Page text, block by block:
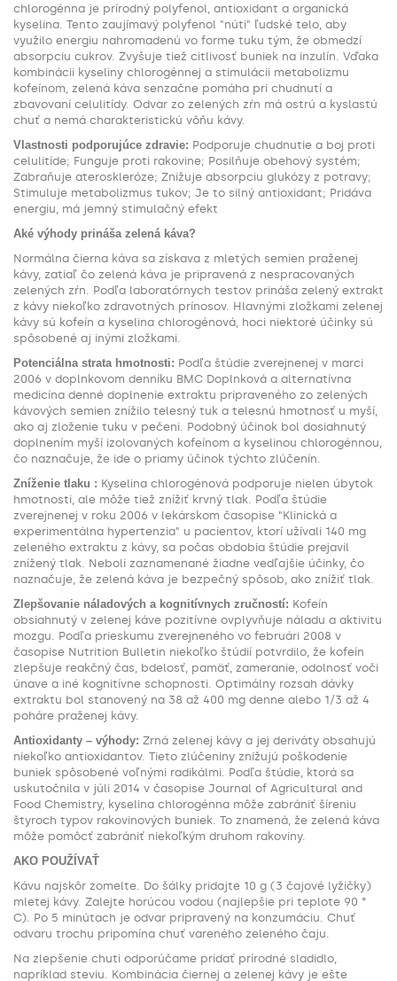
chlorogénna je prírodný polyfenol, antioxidant a organická
kyselina. Tento zaujímavý polyfenol "núti" ľudské telo, aby
využilo energiu nahromadenú vo forme tuku tým, že obmedzí
absorpciu cukrov. Zvyšuje tiež citlivosť buniek na inzulín. Vďaka
kombinácii kyseliny chlorogénnej a stimulácii metabolizmu
kofeínom, zelená káva senzačne pomáha pri chudnutí a
zbavovaní celulitídy. Odvar zo zelených zŕn má ostrú a kyslastú
chuť a nemá charakteristickú vôňu kávy.
Vlastnosti podporujúce zdravie: Podporuje chudnutie a boj proti
celulitíde; Funguje proti rakovine; Posilňuje obehový systém;
Zabraňuje ateroskleróze; Znižuje absorpciu glukózy z potravy;
Stimuluje metabolizmus tukov; Je to silný antioxidant; Pridáva
energiu, má jemný stimulačný efekt
Aké výhody prináša zelená káva?
Normálna čierna káva sa získava z mletých semien praženej
kávy, zatiaľ čo zelená káva je pripravená z nespracovaných
zelených zŕn. Podľa laboratórnych testov prináša zelený extrakt
z kávy niekoľko zdravotných prínosov. Hlavnými zložkami zelenej
kávy sú kofeín a kyselina chlorogénová, hoci niektoré účinky sú
spôsobené aj inými zložkami.
Potenciálna strata hmotnosti: Podľa štúdie zverejnenej v marci
2006 v doplnkovom denníku BMC Doplnková a alternatívna
medicína denné doplnenie extraktu pripraveného zo zelených
kávových semien znížilo telesný tuk a telesnú hmotnosť u myší,
ako aj zloženie tuku v pečeni. Podobný účinok bol dosiahnutý
doplnením myší izolovaných kofeínom a kyselinou chlorogénnou,
čo naznačuje, že ide o priamy účinok týchto zlúčenín.
Zníženie tlaku : Kyselina chlorogénová podporuje nielen úbytok
hmotnosti, ale môže tiež znížiť krvný tlak. Podľa štúdie
zverejnenej v roku 2006 v lekárskom časopise "Klinická a
experimentálna hypertenzia" u pacientov, ktorí užívali 140 mg
zeleného extraktu z kávy, sa počas obdobia štúdie prejavil
znížený tlak. Neboli zaznamenané žiadne vedľajšie účinky, čo
naznačuje, že zelená káva je bezpečný spôsob, ako znížiť tlak.
Zlepšovanie náladových a kognitívnych zručností: Kofeín
obsiahnutý v zelenej káve pozitívne ovplyvňuje náladu a aktivitu
mozgu. Podľa prieskumu zverejneného vo februári 2008 v
časopise Nutrition Bulletin niekoľko štúdií potvrdilo, že kofeín
zlepšuje reakčný čas, bdelosť, pamäť, zameranie, odolnosť voči
únave a iné kognitívne schopnosti. Optimálny rozsah dávky
extraktu bol stanovený na 38 až 400 mg denne alebo 1/3 až 4
poháre praženej kávy.
Antioxidanty – výhody: Zrná zelenej kávy a jej deriváty obsahujú
niekoľko antioxidantov. Tieto zlúčeniny znižujú poškodenie
buniek spôsobené voľnými radikálmi. Podľa štúdie, ktorá sa
uskutočnila v júli 2014 v časopise Journal of Agricultural and
Food Chemistry, kyselina chlorogénna môže zabrániť šíreniu
štyroch typov rakovinových buniek. To znamená, že zelená káva
môže pomôcť zabrániť niekoľkým druhom rakoviny.
AKO POUŽÍVAŤ
Kávu najskôr zomelte. Do šálky pridajte 10 g (3 čajové lyžičky)
mletej kávy. Zalejte horúcou vodou (najlepšie pri teplote 90 °
C). Po 5 minútach je odvar pripravený na konzumáciu. Chuť
odvaru trochu pripomína chuť vareného zeleného čaju.
Na zlepšenie chuti odporúčame pridať prírodné sladidlo,
napríklad steviu. Kombinácia čiernej a zelenej kávy je ešte